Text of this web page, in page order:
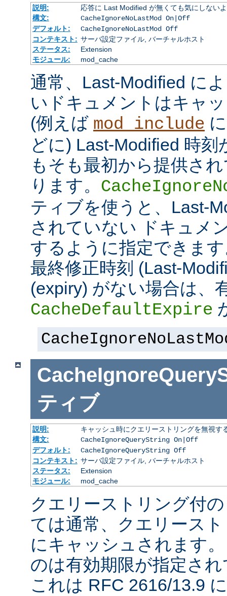
説明:
応答に Last Modified が無くても気にしない
構文:
CacheIgnoreNoLastMod On|Off
デフォルト:
CacheIgnoreNoLastMod Off
コンテキスト: サーバ設定ファイル, バーチャルホスト
ステータス:
Extension
モジュール:
mod_cache
通常、Last-Modified に
いドキュメントはキャ
(例えば mod_include
どに) Last-Modified 時
もそも最初から提供さ
ります。
ティブを使うと、Last-
されていない ドキュメ
するように指定できま
最終修正時刻 (Last-
(expiry) がない場合は、
CacheDefaultExpire
ティブ
説明:
キャッシュ時にクエリーストリングを無視す
構文:
CacheIgnoreQueryString On|Off
デフォルト:
CacheIgnoreQueryString Off
コンテキスト: サーバ設定ファイル, バーチャルホスト
ステータス:
Extension
モジュール:
mod_cache
クエリーストリング付
ては通常、クエリース
にキャッシュされます
のは有効期限が指定さ
これは RFC 2616/13.9